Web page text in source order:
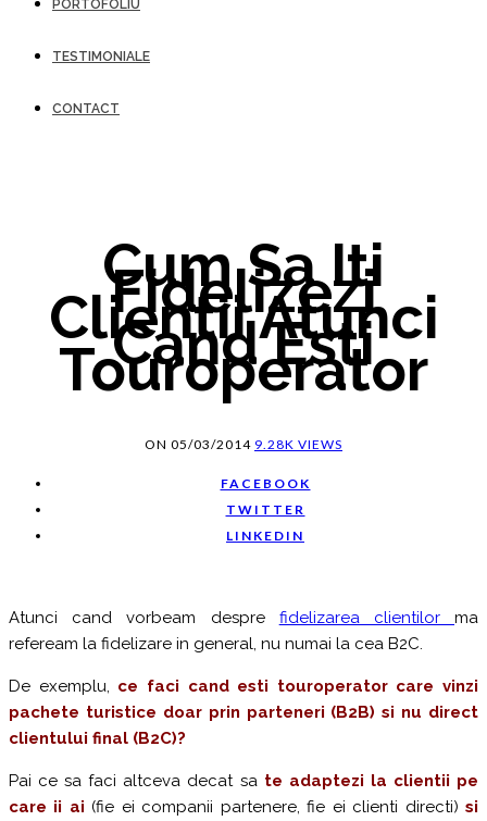
PORTOFOLIU
TESTIMONIALE
CONTACT
Cum Sa Iti
Fidelizezi
Clientii Atunci
Cand Esti
Touroperator
ON 05/03/2014 9.28K VIEWS
FACEBOOK
TWITTER
LINKEDIN
Atunci cand vorbeam despre fidelizarea clientilorma
refeream la fidelizare in general, nu numai la cea B2C.
De exemplu, ce faci cand esti touroperator care vinzi
pachete turistice doar prin parteneri (B2B) si nu direct
clientului final (B2C)?
Pai ce sa faci altceva decat sa te adaptezi la clientii pe
care ii ai (fie ei companii partenere, fie ei clienti directi)si